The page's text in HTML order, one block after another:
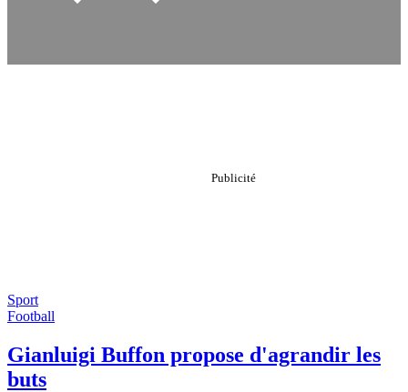
Sport
Football
Gianluigi Buffon propose d'agrandir les
buts